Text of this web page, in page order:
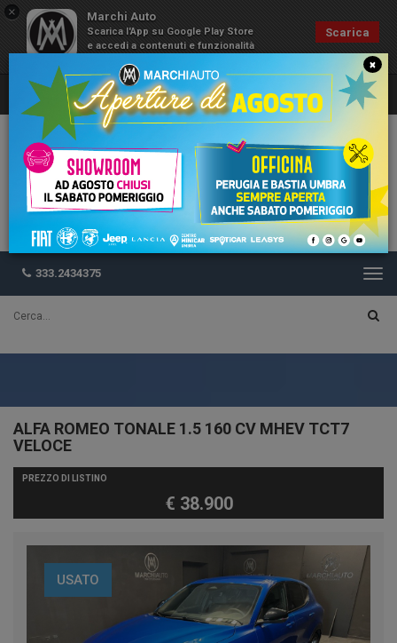
× Marchi Auto
Scarica l'App su Google Play Store
e accedi a contenuti e funzionalità
Scarica
333.2434375
ALFA ROMEO TONALE 1.5 160 CV MHEV TCT7
VELOCE
PREZZO DI LISTINO
€ 38.900
USATO
×